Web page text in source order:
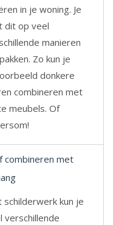
in je woning. Je
dit op veel
manieren
Zo kun je
donkere
combineren met
meubels. Of
combineren met
schilderwerk kun je
verschillende